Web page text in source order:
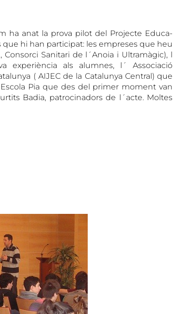
ha anat la prova pilot del Projecte Educa-
hi han participat: les empreses que heu
Consorci Sanitari de l´Anoia i Ultramàgic), l
experiència als alumnes, l´ Associació
( AIJEC de la Catalunya Central) que
Pia que des del primer moment van
Badia, patrocinadors de l´acte. Moltes